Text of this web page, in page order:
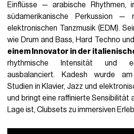
Einflüsse — arabische Rhythmen,
südamerikanische Perkussion
elektronischen Tanzmusik (EDM).
wie Drum and Bass, Hard Techno
einem Innovator in der
rhythmische Intensität und
ausbalanciert. Kadesh wurde
Studien in Klavier, Jazz und
und bringt eine raffinierte Sensibilität
Lage ist, Clubsets zu immersiven